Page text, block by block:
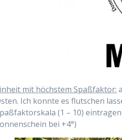
mit höchstem Spaßfaktor:
Ich konnte es flutschen
(1 – 10)
bei +4°)